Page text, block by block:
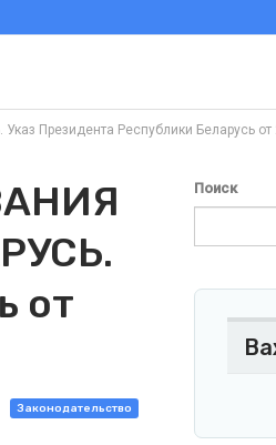
Республики Беларусь от
от
Законодательство
Поиск